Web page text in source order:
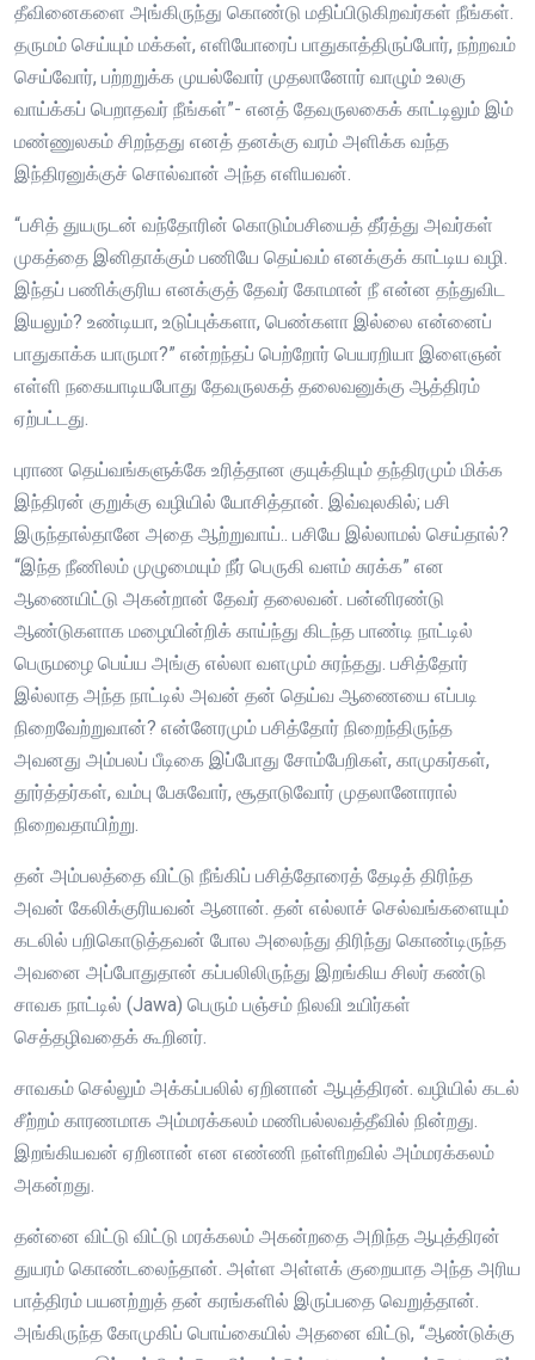
தீவினைகளை அங்கிருந்து கொண்டு மதிப்பிடுகிறவர்கள் நீங்கள்.
தருமம் செய்யும் மக்கள், எளியோரைப் பாதுகாத்திருப்போர், நற்றவம்
செய்வோர், பற்றறுக்க முயல்வோர் முதலானோர் வாழும் உலகு
வாய்க்கப் பெறாதவர் நீங்கள்”- எனத் தேவருலகைக் காட்டிலும் இம்
மண்ணுலகம் சிறந்தது எனத் தனக்கு வரம் அளிக்க வந்த
இந்திரனுக்குச் சொல்வான் அந்த எளியவன்.
“பசித் துயருடன் வந்தோரின் கொடும்பசியைத் தீர்த்து அவர்கள்
முகத்தை இனிதாக்கும் பணியே தெய்வம் எனக்குக் காட்டிய வழி.
இந்தப் பணிக்குரிய எனக்குத் தேவர் கோமான் நீ என்ன தந்துவிட
இயலும்? உண்டியா, உடுப்புக்களா, பெண்களா இல்லை என்னைப்
பாதுகாக்க யாருமா?” என்றந்தப் பெற்றோர் பெயரறியா இளைஞன்
எள்ளி நகையாடியபோது தேவருலகத் தலைவனுக்கு ஆத்திரம்
ஏற்பட்டது.
புராண தெய்வங்களுக்கே உரித்தான குயுக்தியும் தந்திரமும் மிக்க
இந்திரன் குறுக்கு வழியில் யோசித்தான். இவ்வுலகில்; பசி
இருந்தால்தானே அதை ஆற்றுவாய்.. பசியே இல்லாமல் செய்தால்?
“இந்த நீணிலம் முழுமையும் நீர் பெருகி வளம் சுரக்க” என
ஆணையிட்டு அகன்றான் தேவர் தலைவன். பன்னிரண்டு
ஆண்டுகளாக மழையின்றிக் காய்ந்து கிடந்த பாண்டி நாட்டில்
பெருமழை பெய்ய அங்கு எல்லா வளமும் சுரந்தது. பசித்தோர்
இல்லாத அந்த நாட்டில் அவன் தன் தெய்வ ஆணையை எப்படி
நிறைவேற்றுவான்? என்னேரமும் பசித்தோர் நிறைந்திருந்த
அவனது அம்பலப் பீடிகை இப்போது சோம்பேறிகள், காமுகர்கள்,
தூர்த்தர்கள், வம்பு பேசுவோர், சூதாடுவோர் முதலானோரால்
நிறைவதாயிற்று.
தன் அம்பலத்தை விட்டு நீங்கிப் பசித்தோரைத் தேடித் திரிந்த
அவன் கேலிக்குரியவன் ஆனான். தன் எல்லாச் செல்வங்களையும்
கடலில் பறிகொடுத்தவன் போல அலைந்து திரிந்து கொண்டிருந்த
அவனை அப்போதுதான் கப்பலிலிருந்து இறங்கிய சிலர் கண்டு
சாவக நாட்டில் (Jawa) பெரும் பஞ்சம் நிலவி உயிர்கள்
செத்தழிவதைக் கூறினர்.
சாவகம் செல்லும் அக்கப்பலில் ஏறினான் ஆபுத்திரன். வழியில் கடல்
சீற்றம் காரணமாக அம்மரக்கலம் மணிபல்லவத்தீவில் நின்றது.
இறங்கியவன் ஏறினான் என எண்ணி நள்ளிறவில் அம்மரக்கலம்
அகன்றது.
தன்னை விட்டு விட்டு மரக்கலம் அகன்றதை அறிந்த ஆபுத்திரன்
துயரம் கொண்டலைந்தான். அள்ள அள்ளக் குறையாத அந்த அரிய
பாத்திரம் பயனற்றுத் தன் கரங்களில் இருப்பதை வெறுத்தான்.
அங்கிருந்த கோமுகிப் பொய்கையில் அதனை விட்டு, “ஆண்டுக்கு